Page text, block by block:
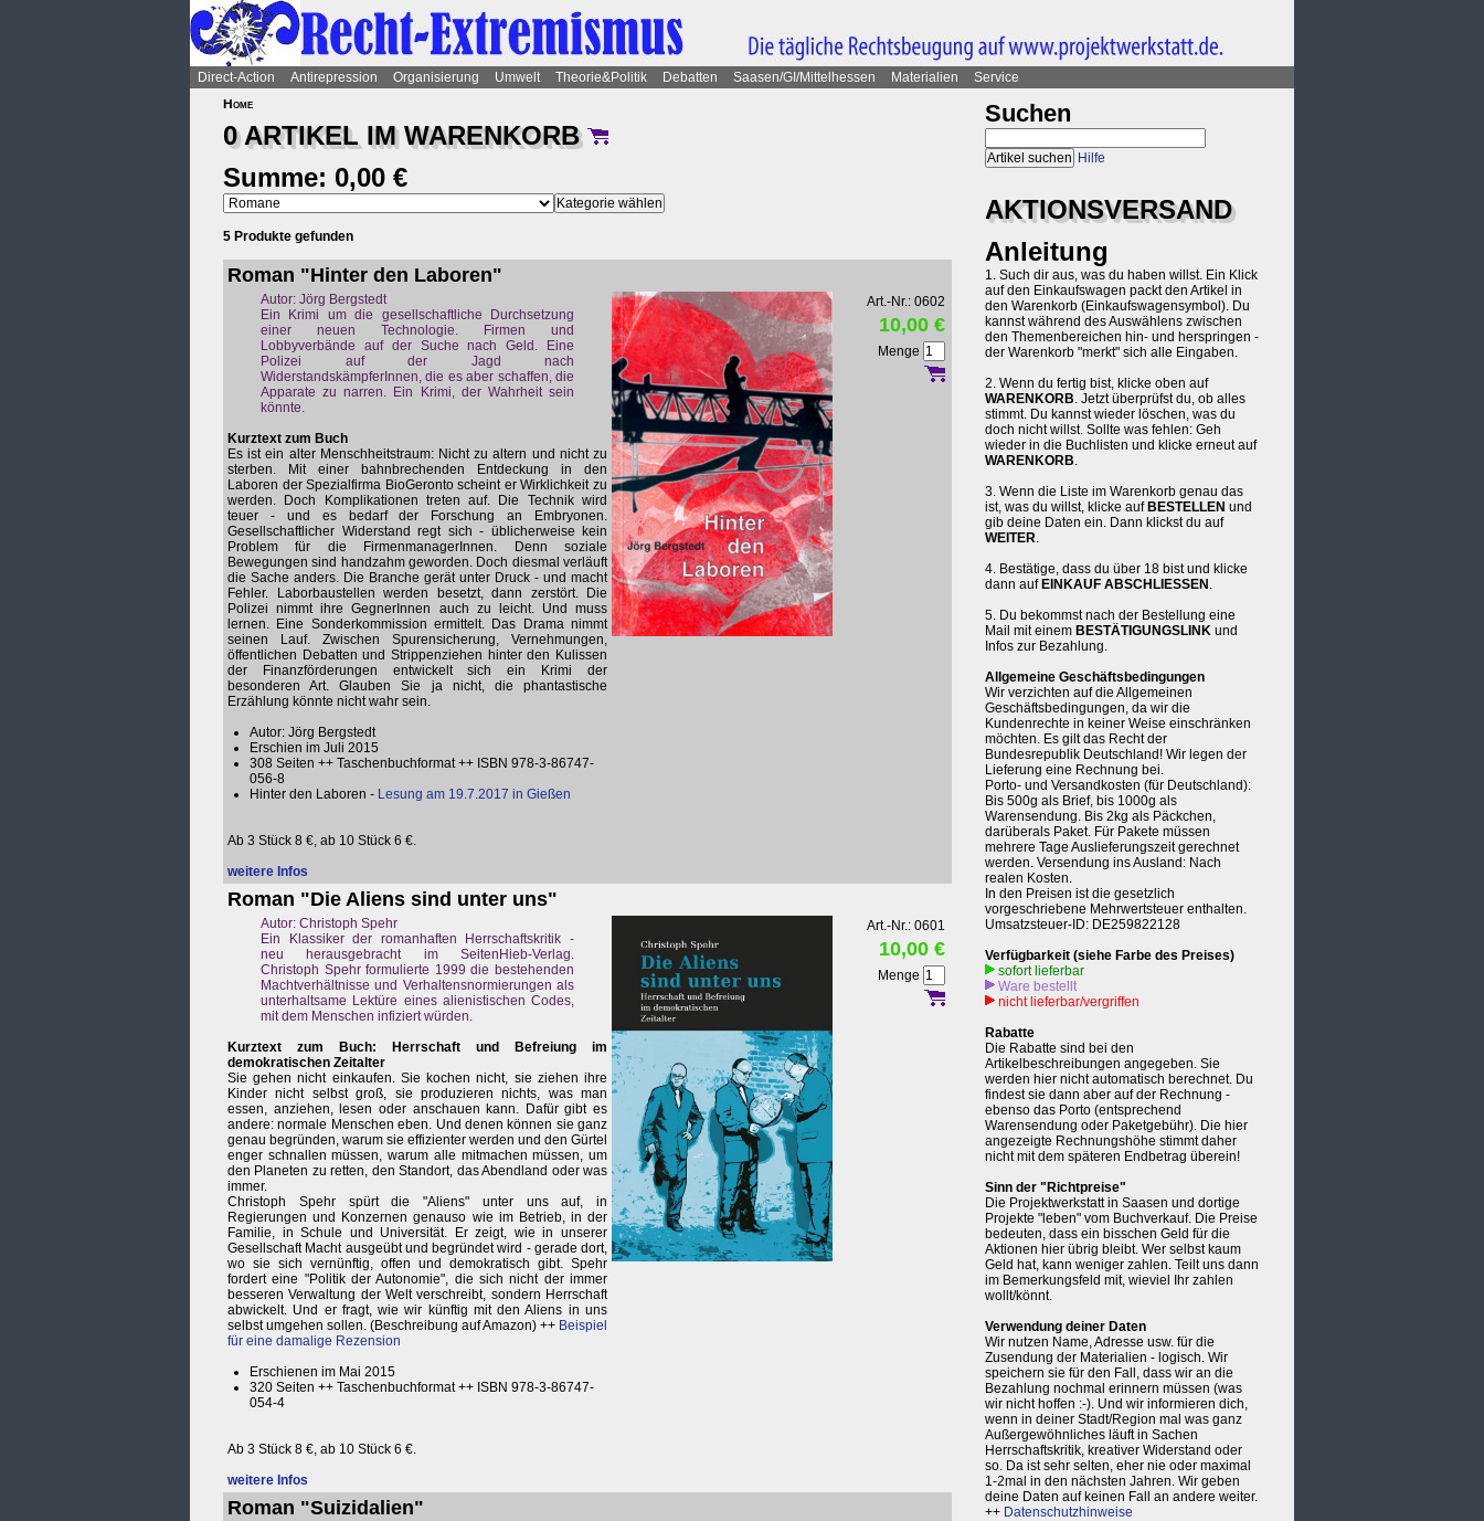
Direct-Action Antirepression Organisierung Umwelt Theorie&Politik Debatten Saasen/GI/Mittelhessen Materialien
Service
Home
0 ARTIKEL IMWARENKORB
Summe: 0,00 €
5 Produkte gefunden
Roman "Hinter den Laboren"
Autor: Jörg Bergstedt
Ein Krimi um die gesellschaftliche Durchsetzung
einer neuen Technologie. Firmen und
Lobbyverbände auf der Suche nach Geld. Eine
Polizei auf der Jagd nach
WiderstandskämpferInnen, die es aber schaffen, die
Apparate zu narren. Ein Krimi, der Wahrheit sein
könnte.
Kurztext zum Buch
Es ist ein alter Menschheitstraum: Nicht zu altern und nicht zu
sterben. Mit einer bahnbrechenden Entdeckung in den
Laboren der Spezialfirma BioGeronto scheint er Wirklichkeit zu
werden. Doch Komplikationen treten auf. Die Technik wird
teuer - und es bedarf der Forschung an Embryonen.
Gesellschaftlicher Widerstand regt sich - üblicherweise kein
Problem für die FirmenmanagerInnen. Denn soziale
Bewegungen sind handzahm geworden. Doch diesmal verläuft
die Sache anders. Die Branche gerät unter Druck - und macht
Fehler. Laborbaustellen werden besetzt, dann zerstört. Die
Polizei nimmt ihre GegnerInnen auch zu leicht. Und muss
lernen. Eine Sonderkommission ermittelt. Das Drama nimmt
seinen Lauf. Zwischen Spurensicherung, Vernehmungen,
öffentlichen Debatten und Strippenziehen hinter den Kulissen
der Finanzförderungen entwickelt sich ein Krimi der
besonderen Art. Glauben Sie ja nicht, die phantastische
Erzählung könnte nicht wahr sein.
Autor: Jörg Bergstedt
Erschien im Juli 2015
308 Seiten ++ Taschenbuchformat ++ ISBN 978-3-86747-
056-8
Hinter den Laboren - Lesung am 19.7.2017 in Gießen
Ab 3 Stück 8 €, ab 10 Stück 6 €.
weitere Infos
Art.-Nr.: 0602
10,00 €
Menge
Roman "Die Aliens sind unter uns"
Autor: Christoph Spehr
Ein Klassiker der romanhaften Herrschaftskritik -
neu herausgebracht im SeitenHieb-Verlag.
Christoph Spehr formulierte 1999 die bestehenden
Machtverhältnisse und Verhaltensnormierungen als
unterhaltsame Lektüre eines alienistischen Codes,
mit dem Menschen infiziert würden.
Kurztext zum Buch: Herrschaft und Befreiung im
demokratischen Zeitalter
Sie gehen nicht einkaufen. Sie kochen nicht, sie ziehen ihre
Kinder nicht selbst groß, sie produzieren nichts, was man
essen, anziehen, lesen oder anschauen kann. Dafür gibt es
andere: normale Menschen eben. Und denen können sie ganz
genau begründen, warum sie effizienter werden und den Gürtel
enger schnallen müssen, warum alle mitmachen müssen, um
den Planeten zu retten, den Standort, das Abendland oder was
immer.
Christoph Spehr spürt die "Aliens" unter uns auf, in
Regierungen und Konzernen genauso wie im Betrieb, in der
Familie, in Schule und Universität. Er zeigt, wie in unserer
Gesellschaft Macht ausgeübt und begründet wird - gerade dort,
wo sie sich vernünftig, offen und demokratisch gibt. Spehr
fordert eine "Politik der Autonomie", die sich nicht der immer
besseren Verwaltung der Welt verschreibt, sondern Herrschaft
abwickelt. Und er fragt, wie wir künftig mit den Aliens in uns
selbst umgehen sollen. (Beschreibung auf Amazon) ++ Beispiel
für eine damalige Rezension
Erschienen im Mai 2015
320 Seiten ++ Taschenbuchformat ++ ISBN 978-3-86747-
054-4
Ab 3 Stück 8 €, ab 10 Stück 6 €.
weitere Infos
Art.-Nr.: 0601
10,00 €
Menge
Roman "Suizidalien"
Suchen
Hilfe
AKTIONSVERSAND
Anleitung
1. Such dir aus, was du haben willst. Ein Klick
auf den Einkaufswagen packt den Artikel in
den Warenkorb (Einkaufswagensymbol). Du
kannst während des Auswählens zwischen
den Themenbereichen hin- und herspringen -
der Warenkorb "merkt" sich alle Eingaben.
2. Wenn du fertig bist, klicke oben auf
WARENKORB. Jetzt überprüfst du, ob alles
stimmt. Du kannst wieder löschen, was du
doch nicht willst. Sollte was fehlen: Geh
wieder in die Buchlisten und klicke erneut auf
WARENKORB.
3. Wenn die Liste im Warenkorb genau das
ist, was du willst, klicke auf BESTELLEN und
gib deine Daten ein. Dann klickst du auf
WEITER.
4. Bestätige, dass du über 18 bist und klicke
dann auf EINKAUF ABSCHLIESSEN .
5. Du bekommst nach der Bestellung eine
Mail mit einem BESTÄTIGUNGSLINK und
Infos zur Bezahlung.
Allgemeine Geschäftsbedingungen
Wir verzichten auf die Allgemeinen
Geschäftsbedingungen, da wir die
Kundenrechte in keiner Weise einschränken
möchten. Es gilt das Recht der
Bundesrepublik Deutschland! Wir legen der
Lieferung eine Rechnung bei.
Porto- und Versandkosten (für Deutschland):
Bis 500g als Brief, bis 1000g als
Warensendung. Bis 2kg als Päckchen,
darüberals Paket. Für Pakete müssen
mehrere Tage Auslieferungszeit gerechnet
werden. Versendung ins Ausland: Nach
realen Kosten.
In den Preisen ist die gesetzlich
vorgeschriebene Mehrwertsteuer enthalten.
Umsatzsteuer-ID: DE259822128
Verfügbarkeit (siehe Farbe des Preises)
sofort lieferbar
Ware bestellt
nicht lieferbar/vergriffen
Rabatte
Die Rabatte sind bei den
Artikelbeschreibungen angegeben. Sie
werden hier nicht automatisch berechnet. Du
findest sie dann aber auf der Rechnung -
ebenso das Porto (entsprechend
Warensendung oder Paketgebühr). Die hier
angezeigte Rechnungshöhe stimmt daher
nicht mit dem späteren Endbetrag überein!
Sinn der "Richtpreise"
Die Projektwerkstatt in Saasen und dortige
Projekte "leben" vom Buchverkauf. Die Preise
bedeuten, dass ein bisschen Geld für die
Aktionen hier übrig bleibt. Wer selbst kaum
Geld hat, kann weniger zahlen. Teilt uns dann
im Bemerkungsfeld mit, wieviel Ihr zahlen
wollt/könnt.
Verwendung deiner Daten
Wir nutzen Name, Adresse usw. für die
Zusendung der Materialien - logisch. Wir
speichern sie für den Fall, dass wir an die
Bezahlung nochmal erinnern müssen (was
wir nicht hoffen :-). Und wir informieren dich,
wenn in deiner Stadt/Region mal was ganz
Außergewöhnliches läuft in Sachen
Herrschaftskritik, kreativer Widerstand oder
so. Da ist sehr selten, eher nie oder maximal
1-2mal in den nächsten Jahren. Wir geben
deine Daten auf keinen Fall an andere weiter.
++ Datenschutzhinweise